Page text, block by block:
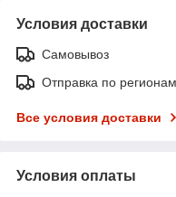
Условия доставки
Самовывоз
Отправка по
Все условия доставки
Условия оплаты